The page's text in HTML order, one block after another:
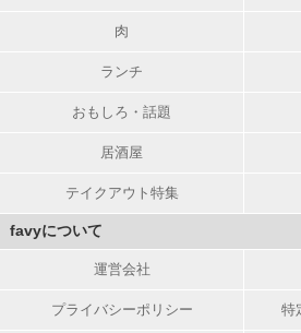
肉
ランチ
おもしろ・話題
居酒屋
テイクアウト特集
favyについて
運営会社
プライバシーポリシー 特